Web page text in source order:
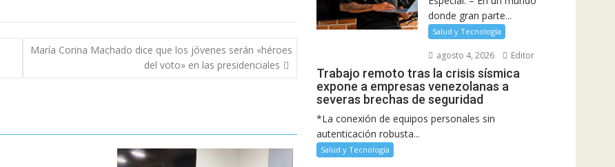
María Corina Machado dice que los jóvenes serán «héroes
del voto» en las presidenciales
donde gran parte...
Salud y Tecnología
agosto 4, 2026 Editor
Trabajo remoto tras la crisis sísmica
expone a empresas venezolanas a
severas brechas de seguridad
*La conexión de equipos personales sin
autenticación robusta...
Salud y Tecnología